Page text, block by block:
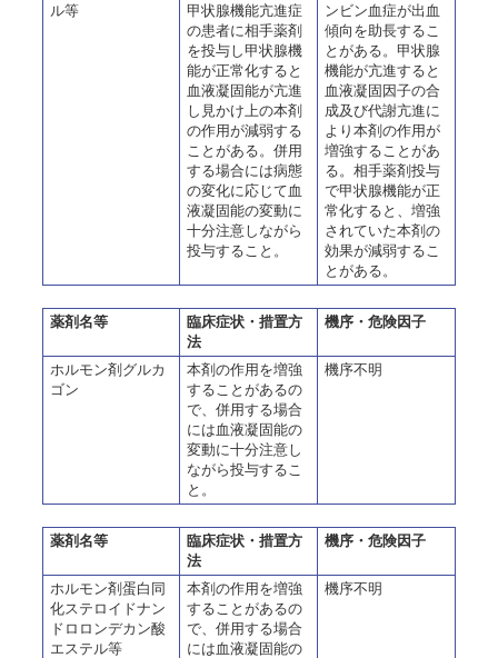
ル等
甲状腺機能亢進症
の患者に相手薬剤
を投与し甲状腺機
能が正常化すると
血液凝固能が亢進
し見かけ上の本剤
の作用が減弱する
ことがある。併用
する場合には病態
の変化に応じて血
液凝固能の変動に
十分注意しながら
投与すること。
ンビン血症が出血
傾向を助長するこ
とがある。甲状腺
機能が亢進すると
血液凝固因子の合
成及び代謝亢進に
より本剤の作用が
増強することがあ
る。相手薬剤投与
で甲状腺機能が正
常化すると、増強
されていた本剤の
効果が減弱するこ
とがある。
薬剤名等
臨床症状・措置方
法
機序・危険因子
ホルモン剤グルカ
ゴン
本剤の作用を増強
することがあるの
で、併用する場合
には血液凝固能の
変動に十分注意し
ながら投与するこ
と。
機序不明
薬剤名等
臨床症状・措置方
法
機序・危険因子
ホルモン剤蛋白同
化ステロイドナン
ドロロンデカン酸
エステル等
本剤の作用を増強
することがあるの
で、併用する場合
には血液凝固能の
機序不明